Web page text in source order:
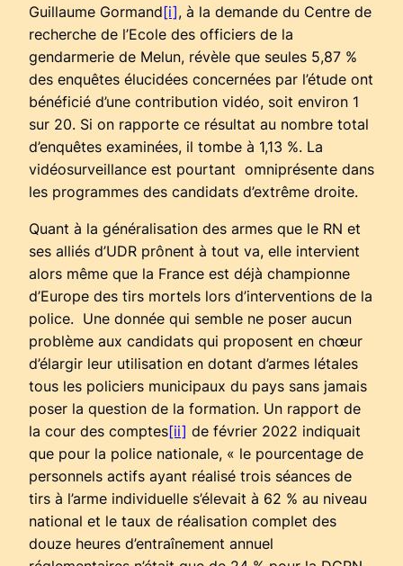
Guillaume Gormand[i], à la demande du Centre de
recherche de l’Ecole des officiers de la
gendarmerie de Melun, révèle que seules 5,87 %
des enquêtes élucidées concernées par l’étude ont
bénéficié d’une contribution vidéo, soit environ 1
sur 20. Si on rapporte ce résultat au nombre total
d’enquêtes examinées, il tombe à 1,13 %. La
vidéosurveillance est pourtant omniprésente dans
les programmes des candidats d’extrême droite.
Quant à la généralisation des armes que le RN et
ses alliés d’UDR prônent à tout va, elle intervient
alors même que la France est déjà championne
d’Europe des tirs mortels lors d’interventions de la
police. Une donnée qui semble ne poser aucun
problème aux candidats qui proposent en chœur
d’élargir leur utilisation en dotant d’armes létales
tous les policiers municipaux du pays sans jamais
poser la question de la formation. Un rapport de
la cour des comptes[ii] de février 2022 indiquait
que pour la police nationale, « le pourcentage de
personnels actifs ayant réalisé trois séances de
tirs à l’arme individuelle s’élevait à 62 % au niveau
national et le taux de réalisation complet des
douze heures d’entraînement annuel